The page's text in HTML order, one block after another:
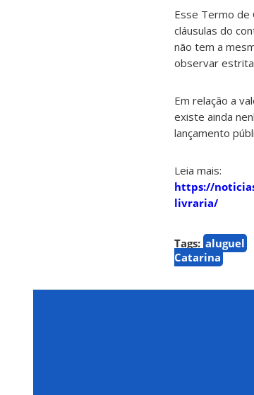
Esse Termo de
cláusulas do
não tem a
observar
Em relação a
existe ainda
lançamento
Leia mais:
https://
livraria/
Tags: aluguel
Catarina